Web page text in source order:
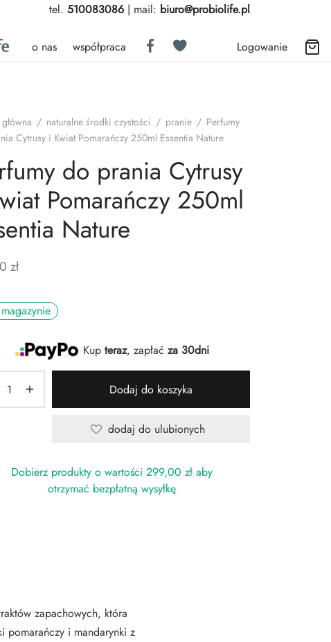
tel. 510083086 | mail: biuro@probiolife.pl
o nas współpraca Logowanie
/ naturalne środki czystości / pranie / Perfumy
Cytrusy i Kwiat Pomarańczy 250ml Essentia Nature
do prania Cytrusy
Pomarańczy 250ml
Nature
zł
Kup teraz, zapłać za 30dni
Dodaj do koszyka
dodaj do ulubionych
Dobierz produkty o wartości 299,00 złaby
otrzymać bezpłatną wysyłkę
zapachowych, która
pomarańczy i mandarynki z